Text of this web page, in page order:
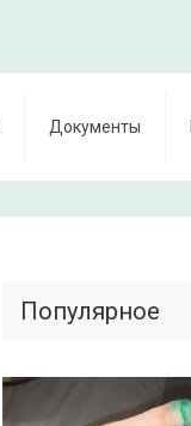
Документы
Популярное